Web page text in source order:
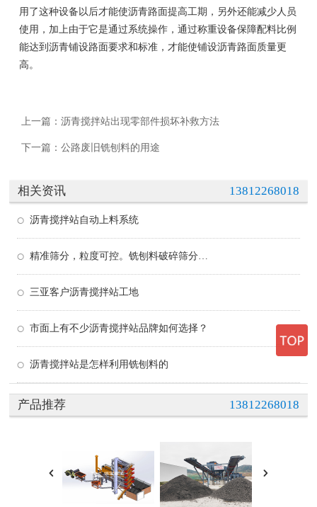
用了这种设备以后才能使沥青路面提高工期，另外还能减少人员
使用，加上由于它是通过系统操作，通过称重设备保障配料比例
能达到沥青铺设路面要求和标准，才能使铺设沥青路面质量更
高。
上一篇：沥青搅拌站出现零部件损坏补救方法
下一篇：公路废旧铣刨料的用途
相关资讯 13812268018
沥青搅拌站自动上料系统
精准筛分，粒度可控。铣刨料破碎筛分设备满足不同搅拌站的原料需求
三亚客户沥青搅拌站工地
市面上有不少沥青搅拌站品牌如何选择？
沥青搅拌站是怎样利用铣刨料的
产品推荐 13812268018